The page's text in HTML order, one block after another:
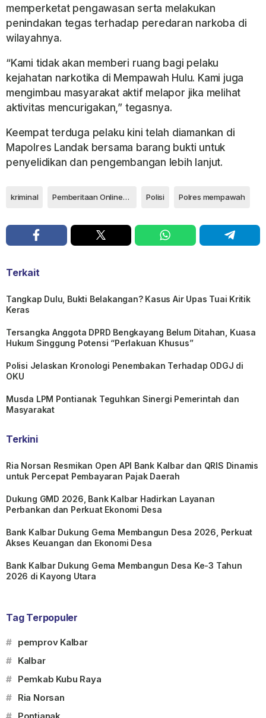
memperketat pengawasan serta melakukan
penindakan tegas terhadap peredaran narkoba di
wilayahnya.
“Kami tidak akan memberi ruang bagi pelaku
kejahatan narkotika di Mempawah Hulu. Kami juga
mengimbau masyarakat aktif melapor jika melihat
aktivitas mencurigakan,” tegasnya.
Keempat terduga pelaku kini telah diamankan di
Mapolres Landak bersama barang bukti untuk
penyelidikan dan pengembangan lebih lanjut.
kriminal Pemberitaan Online|Pontianak Polisi Polres mempawah
Terkait
Tangkap Dulu, Bukti Belakangan? Kasus Air Upas Tuai Kritik
Keras
Tersangka Anggota DPRD Bengkayang Belum Ditahan, Kuasa
Hukum Singgung Potensi “Perlakuan Khusus”
Polisi Jelaskan Kronologi Penembakan Terhadap ODGJ di
OKU
Musda LPM Pontianak Teguhkan Sinergi Pemerintah dan
Masyarakat
Terkini
Ria Norsan Resmikan Open API Bank Kalbar dan QRIS Dinamis
untuk Percepat Pembayaran Pajak Daerah
Dukung GMD 2026, Bank Kalbar Hadirkan Layanan
Perbankan dan Perkuat Ekonomi Desa
Bank Kalbar Dukung Gema Membangun Desa 2026, Perkuat
Akses Keuangan dan Ekonomi Desa
Bank Kalbar Dukung Gema Membangun Desa Ke-3 Tahun
2026 di Kayong Utara
Tag Terpopuler
# pemprov Kalbar
# Kalbar
# Pemkab Kubu Raya
# Ria Norsan
# Pontianak